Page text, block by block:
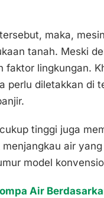
maka,
tanah. Meski
faktor lingkungan.
perlu diletakkan di
tinggi juga
air
model
Air